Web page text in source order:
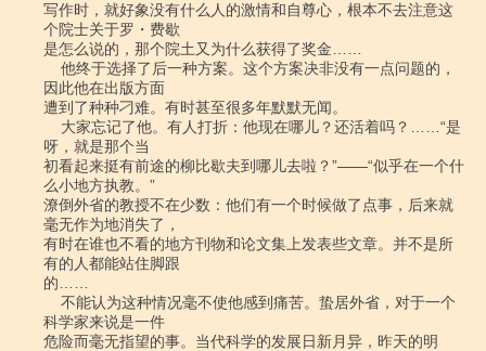
写作时，就好象没有什么人的激情和自尊心，根本不去注意这
个院士关于罗・费歇
是怎么说的，那个院土又为什么获得了奖金……
因此他在出版方面
遭到了种种刁难。有时甚至很多年默默无闻。
呀，就是那个当
初看起来挺有前途的柳比歇夫到哪儿去啦？”――“似乎在一个什
么小地方执教。”
潦倒外省的教授不在少数：他们有一个时候做了点事，后来就
毫无作为地消失了，
有时在谁也不看的地方刊物和论文集上发表些文章。并不是所
有的人都能站住脚跟
的……
科学家来说是一件
危险而毫无指望的事。当代科学的发展日新月异，昨天的明